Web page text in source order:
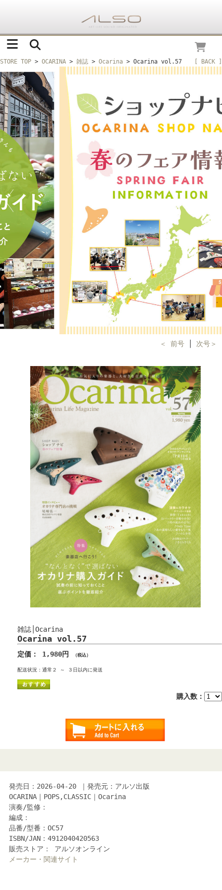
STORE TOP > OCARINA > 雑誌 > Ocarina > Ocarina vol.57 [ BACK ]
＜ 前号 次号＞
雑誌│Ocarina
Ocarina vol.57
定価： 1,980円 （税込）
配送状況：通常２ ～ ３日以内に発送
購入数：
発売日：2026-04-20 ｜発売元：アルソ出版
OCARINA｜POPS,CLASSIC｜Ocarina
演奏/監修：
編成：
品番/型番：OC57
ISBN/JAN：4912040420563
販売ストア： アルソオンライン
メーカー・関連サイト